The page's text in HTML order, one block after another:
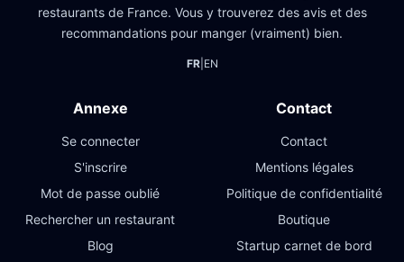
restaurants de France. Vous y trouverez des avis et des
recommandations pour manger (vraiment) bien.
FR| EN
Annexe
Se connecter
S'inscrire
Mot de passe oublié
Rechercher un restaurant
Blog
Contact
Contact
Mentions légales
Politique de confidentialité
Boutique
Startup carnet de bord